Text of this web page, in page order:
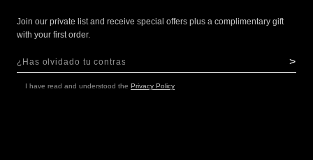
Join our private list and receive special offers plus a complimentary gift
with your first order.
NEWSLETTER
Sign Up for Our Newsletter: >
I have read and understood the Privacy Policy